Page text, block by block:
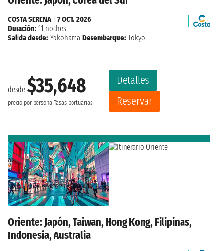
desde $35,648
precio por persona Tasas portuarias
Detalles
Reservar
COSTA SERENA
7 OCT. 2026
Duración: 11 noches
Salida desde: Yokohama Desembarque: Tokyo
Oriente: Japón, Taiwan, Hong Kong, Filipinas,
Indonesia, Australia